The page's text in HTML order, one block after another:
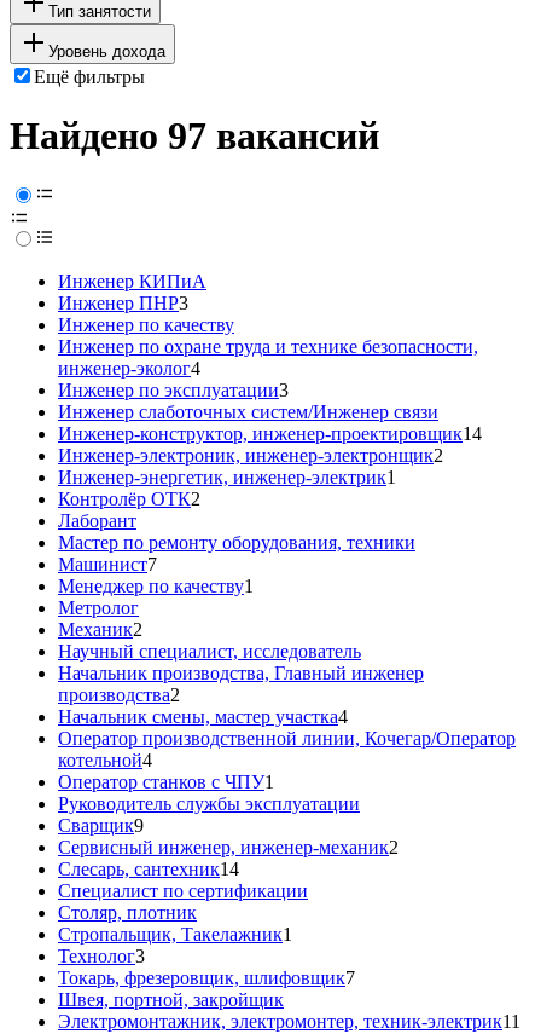
Тип занятости
Уровень дохода
Ещё фильтры
Найдено 97 вакансий
Инженер КИПиА
Инженер ПНР3
Инженер по качеству
Инженер по охране труда и технике безопасности,
инженер-эколог4
Инженер по эксплуатации3
Инженер слаботочных систем/Инженер связи
Инженер-конструктор, инженер-проектировщик14
Инженер-электроник, инженер-электронщик2
Инженер-энергетик, инженер-электрик1
Контролёр ОТК2
Лаборант
Мастер по ремонту оборудования, техники
Машинист7
Менеджер по качеству1
Метролог
Механик2
Научный специалист, исследователь
Начальник производства, Главный инженер
производства2
Начальник смены, мастер участка4
Оператор производственной линии, Кочегар/Оператор
котельной4
Оператор станков с ЧПУ1
Руководитель службы эксплуатации
Сварщик9
Сервисный инженер, инженер-механик2
Слесарь, сантехник14
Специалист по сертификации
Столяр, плотник
Стропальщик, Такелажник1
Технолог3
Токарь, фрезеровщик, шлифовщик7
Швея, портной, закройщик
Электромонтажник, электромонтер, техник-электрик11